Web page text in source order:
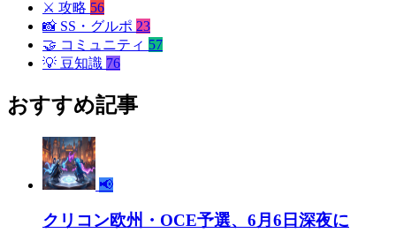
⚔️ 攻略 56
📸 SS・グルポ 23
🤝 コミュニティ 57
💡 豆知識 76
おすすめ記事
📢
クリコン欧州・OCE予選、6月6日深夜に